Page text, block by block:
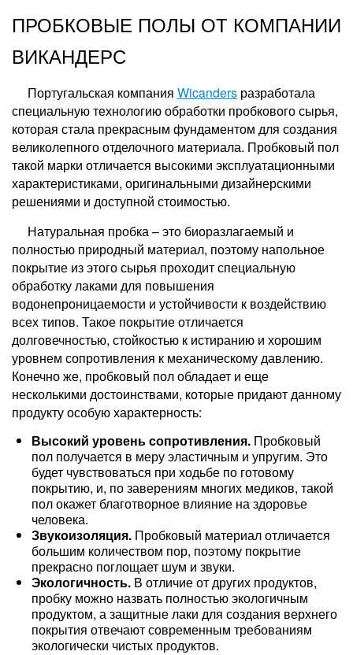
ПРОБКОВЫЕ ПОЛЫ ОТ КОМПАНИИ
ВИКАНДЕРС
Португальская компания Wicanders разработала
специальную технологию обработки пробкового сырья,
которая стала прекрасным фундаментом для создания
великолепного отделочного материала. Пробковый пол
такой марки отличается высокими эксплуатационными
характеристиками, оригинальными дизайнерскими
решениями и доступной стоимостью.
Натуральная пробка – это биоразлагаемый и
полностью природный материал, поэтому напольное
покрытие из этого сырья проходит специальную
обработку лаками для повышения
водонепроницаемости и устойчивости к воздействию
всех типов. Такое покрытие отличается
долговечностью, стойкостью к истиранию и хорошим
уровнем сопротивления к механическому давлению.
Конечно же, пробковый пол обладает и еще
несколькими достоинствами, которые придают данному
продукту особую характерность:
Высокий уровень сопротивления. Пробковый
пол получается в меру эластичным и упругим. Это
будет чувствоваться при ходьбе по готовому
покрытию, и, по заверениям многих медиков, такой
пол окажет благотворное влияние на здоровье
человека.
Звукоизоляция. Пробковый материал отличается
большим количеством пор, поэтому покрытие
прекрасно поглощает шум и звуки.
Экологичность. В отличие от других продуктов,
пробку можно назвать полностью экологичным
продуктом, а защитные лаки для создания верхнего
покрытия отвечают современным требованиям
экологически чистых продуктов.